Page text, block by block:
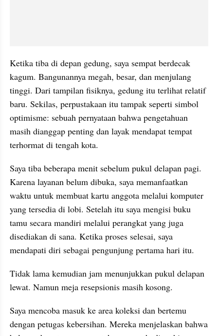
Ketika tiba di depan gedung, saya sempat berdecak
kagum. Bangunannya megah, besar, dan menjulang
tinggi. Dari tampilan fisiknya, gedung itu terlihat relatif
baru. Sekilas, perpustakaan itu tampak seperti simbol
optimisme: sebuah pernyataan bahwa pengetahuan
masih dianggap penting dan layak mendapat tempat
terhormat di tengah kota.
Saya tiba beberapa menit sebelum pukul delapan pagi.
Karena layanan belum dibuka, saya memanfaatkan
waktu untuk membuat kartu anggota melalui komputer
yang tersedia di lobi. Setelah itu saya mengisi buku
tamu secara mandiri melalui perangkat yang juga
disediakan di sana. Ketika proses selesai, saya
mendapati diri sebagai pengunjung pertama hari itu.
Tidak lama kemudian jam menunjukkan pukul delapan
lewat. Namun meja resepsionis masih kosong.
Saya mencoba masuk ke area koleksi dan bertemu
dengan petugas kebersihan. Mereka menjelaskan bahwa